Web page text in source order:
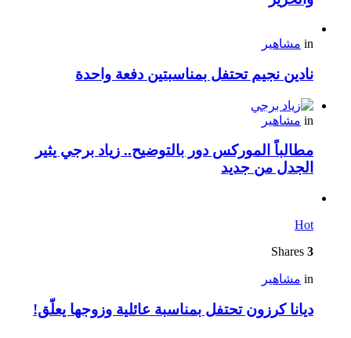
in مشاهير
نادين نجيم تحتفل بمناسبتين دفعة واحدة
in مشاهير
مطالباً الموركس دور بالتوضيح.. زياد برجي يثير
الجدل من جديد
Hot
3
in مشاهير
ديانا كرزون تحتفل بمناسبة عائلية وزوجها يعلّق!